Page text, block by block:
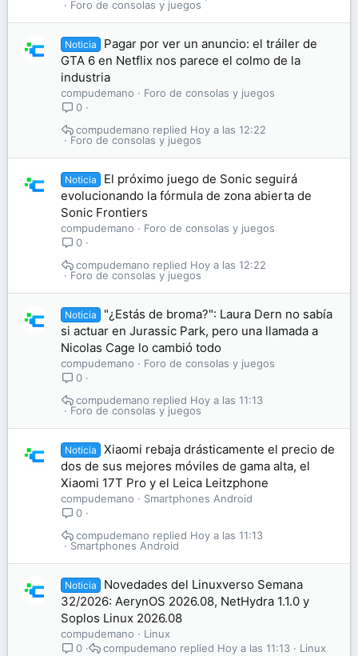
Foro de consolas y juegos
Noticia
Pagar por ver un anuncio: el tráiler de
GTA 6 en Netflix nos parece el colmo de la
industria
compudemano
Foro de consolas y juegos
0
Foro de consolas y juegos
Hoy a las 12:22
compudemano
Noticia
El próximo juego de Sonic seguirá
evolucionando la fórmula de zona abierta de
Sonic Frontiers
compudemano
Foro de consolas y juegos
0
Foro de consolas y juegos
Hoy a las 12:22
compudemano
Noticia
"¿Estás de broma?": Laura Dern no sabía
si actuar en Jurassic Park, pero una llamada a
Nicolas Cage lo cambió todo
compudemano
Foro de consolas y juegos
0
Foro de consolas y juegos
Hoy a las 11:13
compudemano
Noticia
Xiaomi rebaja drásticamente el precio de
dos de sus mejores móviles de gama alta, el
Xiaomi 17T Pro y el Leica Leitzphone
compudemano
Smartphones Android
0
Smartphones Android
Hoy a las 11:13
compudemano
Noticia
Novedades del Linuxverso Semana
32/2026: AerynOS 2026.08, NetHydra 1.1.0 y
Soplos Linux 2026.08
compudemano
Linux
0
Linux
Hoy a las 11:13
compudemano